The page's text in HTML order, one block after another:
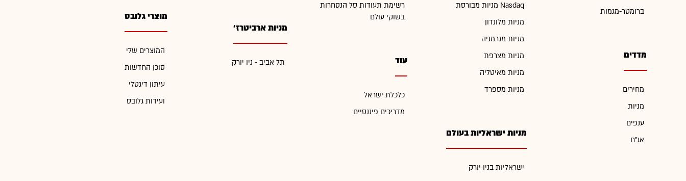
ברומטר-מגמות
מדדים
מחירים
מניות
ענפים
אג"ח
מניות מבורסת Nasdaq
מניות מלונדון
מניות מגרמניה
מניות מצרפת
מניות מאיטליה
מניות מספרד
מניות ישראליות בעולם
ישראליות בניו יורק
רשימת תעודות סל הנסחרות
בשוקי עולם
עוד
כלכלת ישראל
מדריכים פיננסיים
מניות ארביטרז'
תל אביב - ניו יורק
מוצרי גלובס
המוצרים שלי
סוכן החדשות
עיתון דיגטלי
ועידות גלובס